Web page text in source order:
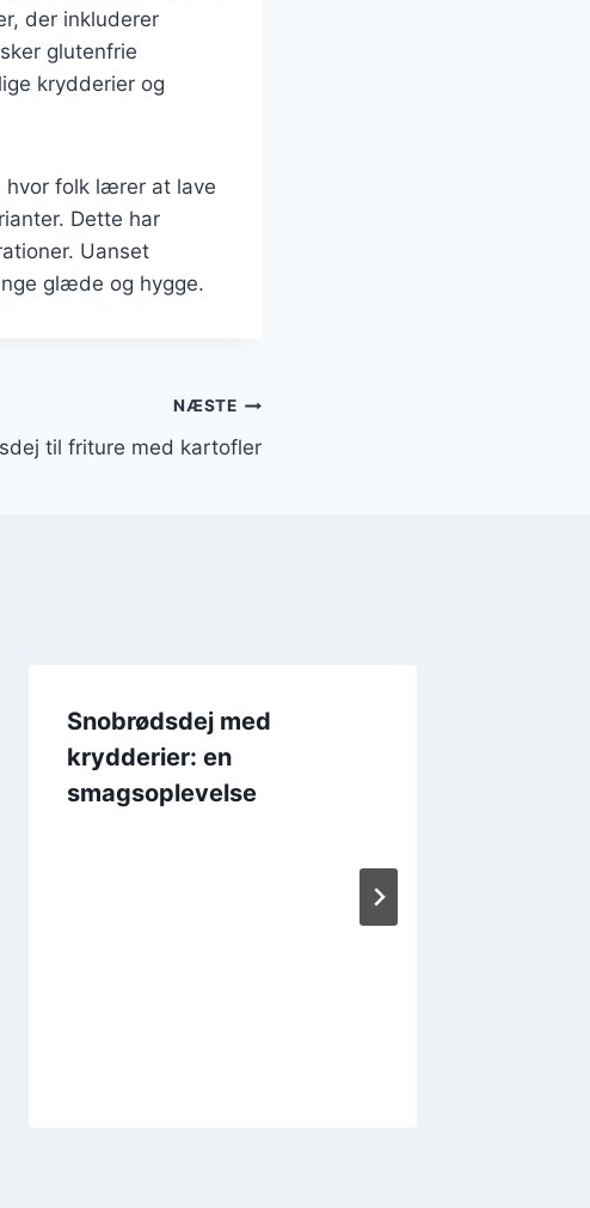
der inkluderer
glutenfrie
krydderier og
hvor folk lærer at lave
Dette har
Uanset
glæde og hygge.
NÆSTE
til friture med kartofler
Snobrødsdej med
krydderier: en
smagsoplevelse